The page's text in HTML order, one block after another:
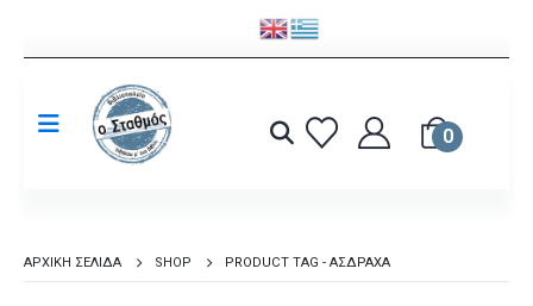
0
ΑΡΧΙΚΉ ΣΕΛΊΔΑ SHOP PRODUCT TAG - ΑΣΔΡΑΧΆ